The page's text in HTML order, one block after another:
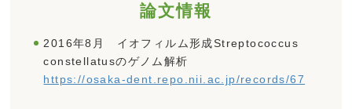
論文情報
2016年8月 イオフィルム形成Streptococcus
constellatusのゲノム解析
https://osaka-dent.repo.nii.ac.jp/records/67